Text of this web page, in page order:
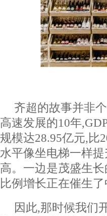
齐超的故事并非
高速发展的10年
规模达28.95亿元,比
水平像坐电梯一样
高。一边是茂盛生
比例增长正在催生
因此,那时候我们